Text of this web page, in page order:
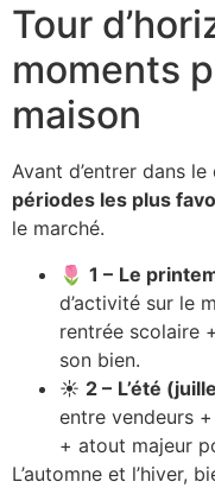
Tour
moments
maison
Avant d’entrer dans
périodes les plus
le marché.
🌷 1 – Le
d’activité sur le
rentrée scolaire
son bien.
☀️ 2 – L’été
entre vendeurs
+ atout majeur
L’automne et l’hiver,